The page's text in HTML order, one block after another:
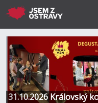
31.10.2026 Královský
Předchozí